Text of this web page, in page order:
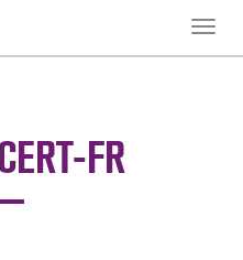
Toggle
FR